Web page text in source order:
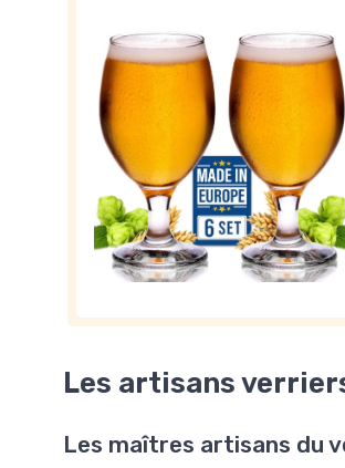
Les artisans
Les maîtres artisans du